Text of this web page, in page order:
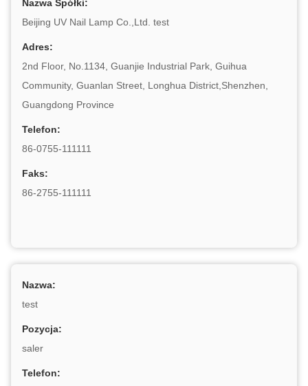
Nazwa Spółki:
Beijing UV Nail Lamp Co.,Ltd. test
Adres:
2nd Floor, No.1134, Guanjie Industrial Park, Guihua
Community, Guanlan Street, Longhua District,Shenzhen,
Guangdong Province
Telefon:
86-0755-111111
Faks:
86-2755-111111
Nazwa:
test
Pozycja:
saler
Telefon: